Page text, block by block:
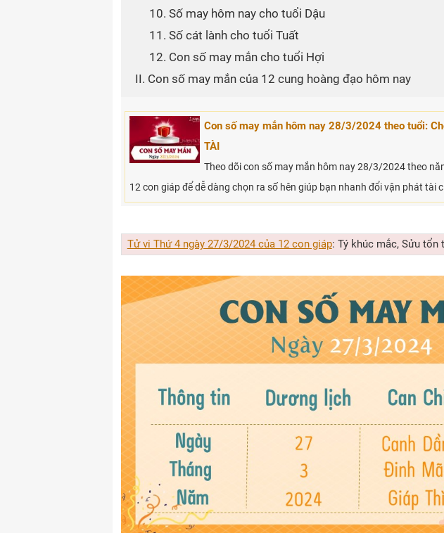
10. Số may hôm nay cho tuổi Dậu
11. Số cát lành cho tuổi Tuất
12. Con số may mắn cho tuổi Hợi
II. Con số may mắn của 12 cung hoàng đạo hôm nay
Con số may mắn hôm nay 28/3/2024 theo tuổi:
TÀI
Theo dõi con số may mắn hôm nay 28/3/2024 theo
12 con giáp để dễ dàng chọn ra số hên giúp bạn nhanh đổi vận phát tài
Tử vi Thứ 4 ngày 27/3/2024 của 12 con giáp: Tý khúc mắc, Sửu tổn